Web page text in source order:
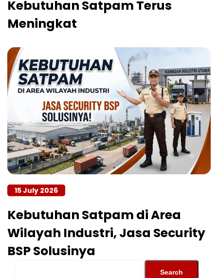
Kebutuhan Satpam Terus
Meningkat
15 July 2026
Kebutuhan Satpam di Area
Wilayah Industri, Jasa Security
BSP Solusinya